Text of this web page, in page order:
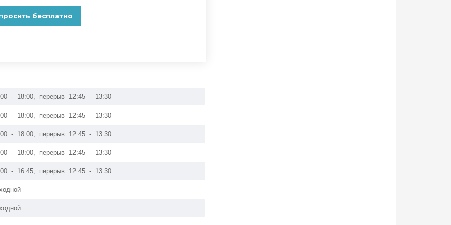
- 18:00, перерыв 12:45 - 13:30
- 18:00, перерыв 12:45 - 13:30
- 18:00, перерыв 12:45 - 13:30
- 18:00, перерыв 12:45 - 13:30
- 16:45, перерыв 12:45 - 13:30